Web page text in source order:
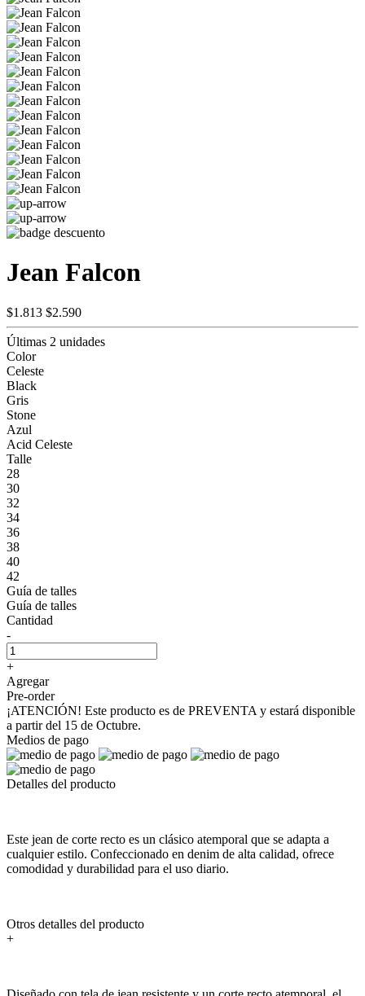
Jean Falcon
$1.813 $2.590
Últimas 2 unidades
Color
Celeste
Black
Gris
Stone
Azul
Acid Celeste
Talle
28
30
32
34
36
38
40
42
Guía de talles
Guía de talles
Cantidad
-
+
Agregar
Pre-order
¡ATENCIÓN! Este producto es de PREVENTA y estará disponible
a partir del 15 de Octubre.
Medios de pago
Detalles del producto
Este jean de corte recto es un clásico atemporal que se adapta a
cualquier estilo. Confeccionado en denim de alta calidad, ofrece
comodidad y durabilidad para el uso diario.
Otros detalles del producto
+